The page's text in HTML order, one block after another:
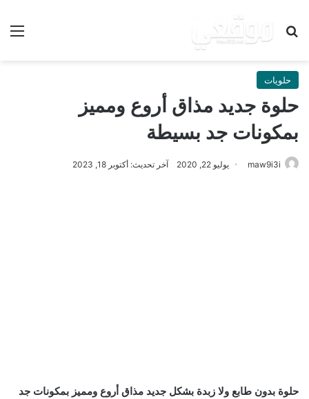
بحث عن
حلويات
حلوة جديد مذاق أروع ومميز
بمكونات جد بسيطة
maw9i3i يوليو 22, 2020 آخر تحديث: أكتوبر 18, 2023
حلوة بدون طابع ولا زبدة بشكل جديد مذاق أروع ومميز بمكونات جد